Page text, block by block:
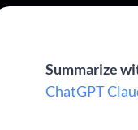
Summarize
ChatGPT